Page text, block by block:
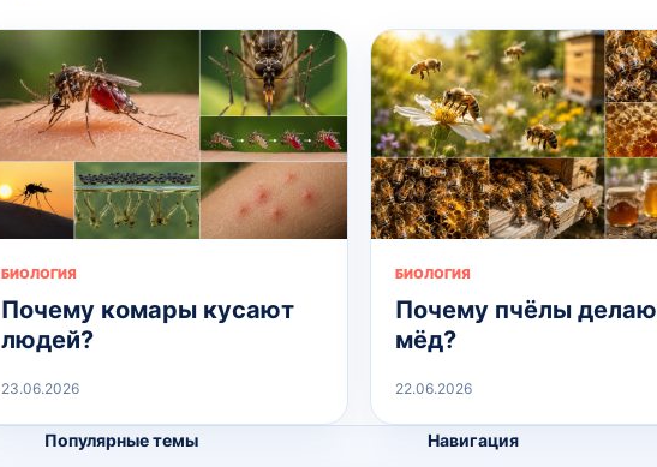
БИОЛОГИЯ
Почему комары кусают
людей?
23.06.2026
БИОЛОГИЯ
Почему пчёлы
мёд?
22.06.2026
Популярные темы Навигация